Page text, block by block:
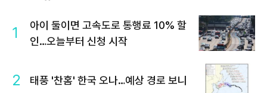
1
아이 둘이면 고속도로 통행료 10% 할
인…오늘부터 신청 시작
2 태풍 '찬홈' 한국 오나…예상 경로 보니